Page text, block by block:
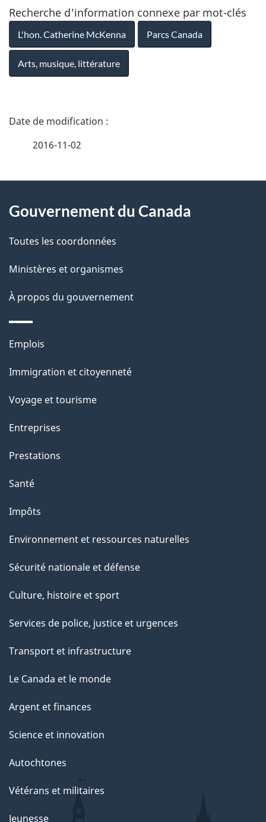
Recherche d'information connexe par mot-clés
L'hon. Catherine McKenna Parcs Canada
Arts, musique, littérature
D
i
l
s
d
e
l
a
p
a
g
e
2016-11-02
propos
de
ce
site
Gouvernement du Canada
Toutes les coordonnées
Ministères et organismes
À propos du gouvernement
Thèmes
sujets
Emplois
Immigration et citoyenneté
Voyage et tourisme
Entreprises
Prestations
Santé
Impôts
Environnement et ressources naturelles
Sécurité nationale et défense
Culture, histoire et sport
Services de police, justice et urgences
Transport et infrastructure
Le Canada et le monde
Argent et finances
Science et innovation
Autochtones
Vétérans et militaires
Jeunesse